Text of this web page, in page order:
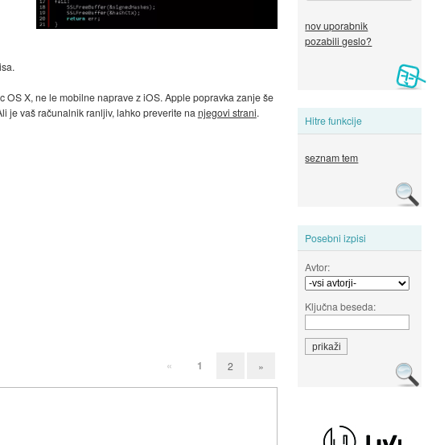
nov uporabnik
pozabili geslo?
Hitre funkcije
seznam tem
Posebni izpisi
Avtor:
Ključna beseda:
X, ne le mobilne naprave z iOS. Apple popravka zanje še
je vaš računalnik ranljiv, lahko preverite na njegovi strani.
« 1 2 »